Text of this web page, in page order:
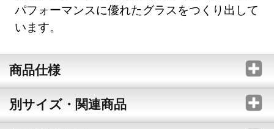
パフォーマンスに優れたグラスをつくり出して
います。
商品仕様
別サイズ・関連商品